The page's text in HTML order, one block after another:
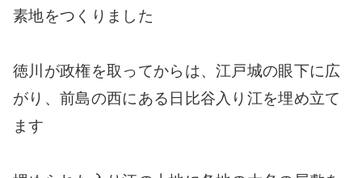
素地をつくりました
徳川が政権を取ってからは、江戸城の眼下に広
がり、前島の西にある日比谷入り江を埋め立て
ます